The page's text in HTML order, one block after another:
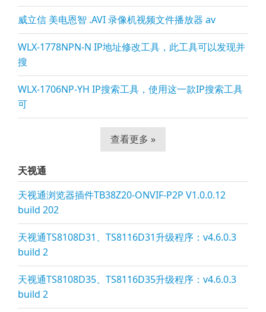
威立信 美电恩智 .AVI 录像机视频文件播放器 av
WLX-1778NPN-N IP地址修改工具，此工具可以发现并
搜
WLX-1706NP-YH IP搜索工具，使用这一款IP搜索工具
可
查看更多 »
天视通
天视通浏览器插件TB38Z20-ONVIF-P2P V1.0.0.12
build 202
天视通TS8108D31、TS8116D31升级程序：v4.6.0.3
build 2
天视通TS8108D35、TS8116D35升级程序：v4.6.0.3
build 2